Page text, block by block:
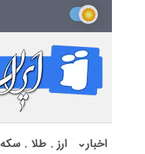
اخبار⌄ ارز . طلا . سکه